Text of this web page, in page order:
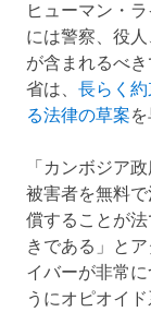
ヒューマン・
には警察、役
が含まれるべ
省は、 長らく
る法律の草案
「カンボジア
被害者を無料
償することが
きである」と
イバーが非常
うにオピオイ